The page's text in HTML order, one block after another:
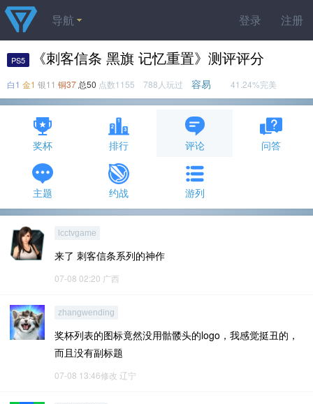
登录 注册
导航
PS5 《刺客信条 黑旗 记忆重置》测评评分
白1 金1 银11 铜37 总50 点数1155 788人玩过 容易 41.24%完美
奖杯 排行 评论 问答
主题 约战 游列
lcctvgame
来了 刺客信条系列的神作
07-08 02:20 广西
zhangwending
奖杯列表的图标竟然没用骷髅头的logo，我感觉挺丑的，
而且没有副标题
07-08 13:46修改 辽宁